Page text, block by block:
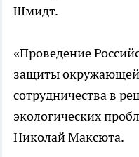
Шмидт.
«Проведение
защиты
сотрудничества в
экологических
Николай Максюта.